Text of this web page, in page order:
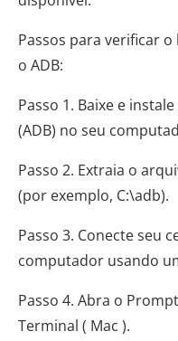
Passos para verificar
o ADB:
Passo 1. Baixe e
(ADB) no seu
Passo 2. Extraia o
(por exemplo, C:\adb).
Passo 3. Conecte seu
computador usando
Passo 4. Abra o
Terminal ( Mac ).